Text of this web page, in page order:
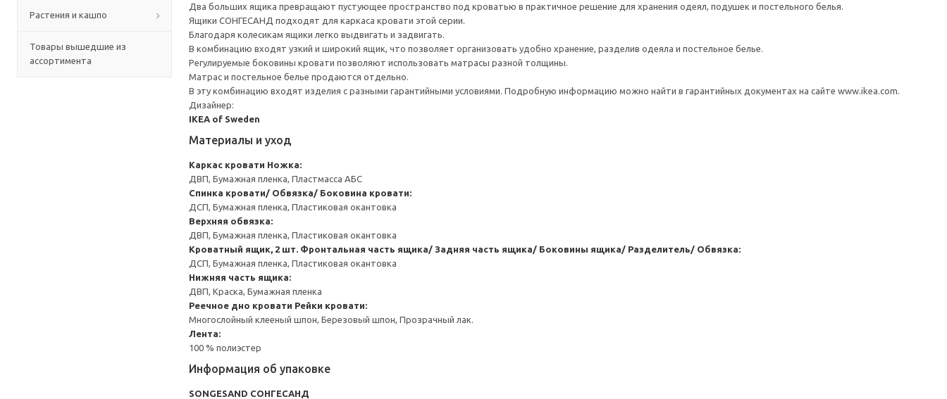
Растения и кашпо
Товары вышедшие из
ассортимента
Два больших ящика превращают пустующее пространство под кроватью в практичное решение для хранения одеял, подушек и постельного белья.
Ящики СОНГЕСАНД подходят для каркаса кровати этой серии.
Благодаря колесикам ящики легко выдвигать и задвигать.
В комбинацию входят узкий и широкий ящик, что позволяет организовать удобно хранение, разделив одеяла и постельное белье.
Регулируемые боковины кровати позволяют использовать матрасы разной толщины.
Матрас и постельное белье продаются отдельно.
В эту комбинацию входят изделия с разными гарантийными условиями. Подробную информацию можно найти в гарантийных документах на сайте www.ikea.com.
Дизайнер:
IKEA of Sweden
Материалы и уход
Каркас кровати Ножка:
ДВП, Бумажная пленка, Пластмасса АБС
Спинка кровати/ Обвязка/ Боковина кровати:
ДСП, Бумажная пленка, Пластиковая окантовка
Верхняя обвязка:
ДВП, Бумажная пленка, Пластиковая окантовка
Кроватный ящик, 2 шт. Фронтальная часть ящика/ Задняя часть ящика/ Боковины ящика/ Разделитель/ Обвязка:
ДСП, Бумажная пленка, Пластиковая окантовка
Нижняя часть ящика:
ДВП, Краска, Бумажная пленка
Реечное дно кровати Рейки кровати:
Многослойный клееный шпон, Березовый шпон, Прозрачный лак.
Лента:
100 % полиэстер
Информация об упаковке
SONGESAND СОНГЕСАНД